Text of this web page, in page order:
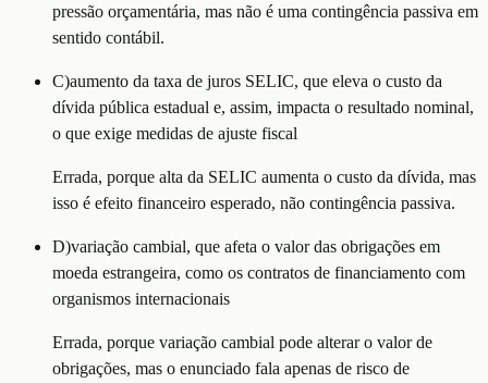
pressão orçamentária, mas não é uma contingência passiva em
sentido contábil.
C)aumento da taxa de juros SELIC, que eleva o custo da
dívida pública estadual e, assim, impacta o resultado nominal,
o que exige medidas de ajuste fiscal
Errada, porque alta da SELIC aumenta o custo da dívida, mas
isso é efeito financeiro esperado, não contingência passiva.
D)variação cambial, que afeta o valor das obrigações em
moeda estrangeira, como os contratos de financiamento com
organismos internacionais
Errada, porque variação cambial pode alterar o valor de
obrigações, mas o enunciado fala apenas de risco de